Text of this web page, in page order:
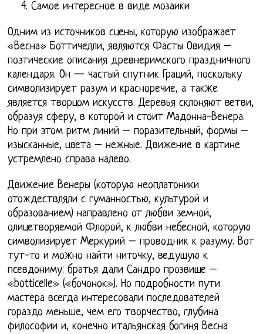
Самое интересное в виде мозаики
Одним из источников сцены, которую изображает
«Весна» Боттичелли, являются Фасты Овидия –
поэтические описания древнеримского праздничного
календаря. Он — частый спутник Граций, поскольку
символизирует разум и красноречие, а также
является творцом искусств. Деревья склоняют ветви,
образуя сферу, в которой и стоит Мадонна-Венера.
Но при этом ритм линий – поразительный, формы –
изысканные, цвета – нежные. Движение в картине
устремлено справа налево.
Движение Венеры (которую неоплатоники
отождествляли с гуманностью, культурой и
образованием) направлено от любви земной,
олицетворяемой Флорой, к любви небесной, которую
символизирует Меркурий – проводник к разуму. Вот
тут-то и можно найти ниточку, ведущую к
псевдониму: братья дали Сандро прозвище –
«botticelle» («бочонок»). Но подробности пути
мастера всегда интересовали последователей
гораздо меньше, чем его творчество, глубина
философии и, конечно итальянская богиня Весна